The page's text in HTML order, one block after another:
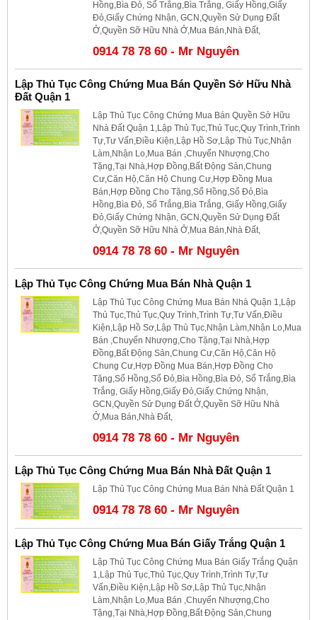
Hồng,Bìa Đỏ, Sổ Trắng,Bìa Trắng, Giấy Hồng,Giấy
Đỏ,Giấy Chứng Nhận, GCN,Quyền Sử Dụng Đất
Ở,Quyền Sỡ Hữu Nhà Ở,Mua Bán,Nhà Đất,
0914 78 78 60 - Mr Nguyên
Lập Thủ Tục Công Chứng Mua Bán Quyền Sở Hữu Nhà
Đất Quận 1
Lập Thủ Tục Công Chứng Mua Bán Quyền Sở Hữu
Nhà Đất Quận 1,Lập Thủ Tục,Thủ Tục,Quy Trình,Trình
Tự,Tư Vấn,Điều Kiện,Lập Hồ Sơ,Lập Thủ Tục,Nhận
Làm,Nhận Lo,Mua Bán ,Chuyển Nhượng,Cho
Tặng,Tại Nhà,Hợp Đồng,Bất Động Sản,Chung
Cư,Căn Hộ,Căn Hộ Chung Cư,Hợp Đồng Mua
Bán,Hợp Đồng Cho Tặng,Sổ Hồng,Sổ Đỏ,Bìa
Hồng,Bìa Đỏ, Sổ Trắng,Bìa Trắng, Giấy Hồng,Giấy
Đỏ,Giấy Chứng Nhận, GCN,Quyền Sử Dụng Đất
Ở,Quyền Sỡ Hữu Nhà Ở,Mua Bán,Nhà Đất,
0914 78 78 60 - Mr Nguyên
Lập Thủ Tục Công Chứng Mua Bán Nhà Quận 1
Lập Thủ Tục Công Chứng Mua Bán Nhà Quận 1,Lập
Thủ Tục,Thủ Tục,Quy Trình,Trình Tự,Tư Vấn,Điều
Kiện,Lập Hồ Sơ,Lập Thủ Tục,Nhận Làm,Nhận Lo,Mua
Bán ,Chuyển Nhượng,Cho Tặng,Tại Nhà,Hợp
Đồng,Bất Động Sản,Chung Cư,Căn Hộ,Căn Hộ
Chung Cư,Hợp Đồng Mua Bán,Hợp Đồng Cho
Tặng,Sổ Hồng,Sổ Đỏ,Bìa Hồng,Bìa Đỏ, Sổ Trắng,Bìa
Trắng, Giấy Hồng,Giấy Đỏ,Giấy Chứng Nhận,
GCN,Quyền Sử Dụng Đất Ở,Quyền Sỡ Hữu Nhà
Ở,Mua Bán,Nhà Đất,
0914 78 78 60 - Mr Nguyên
Lập Thủ Tục Công Chứng Mua Bán Nhà Đất Quận 1
Lập Thủ Tục Công Chứng Mua Bán Nhà Đất Quận 1
0914 78 78 60 - Mr Nguyên
Lập Thủ Tục Công Chứng Mua Bán Giấy Trắng Quận 1
Lập Thủ Tục Công Chứng Mua Bán Giấy Trắng Quận
1,Lập Thủ Tục,Thủ Tục,Quy Trình,Trình Tự,Tư
Vấn,Điều Kiện,Lập Hồ Sơ,Lập Thủ Tục,Nhận
Làm,Nhận Lo,Mua Bán ,Chuyển Nhượng,Cho
Tặng,Tại Nhà,Hợp Đồng,Bất Động Sản,Chung